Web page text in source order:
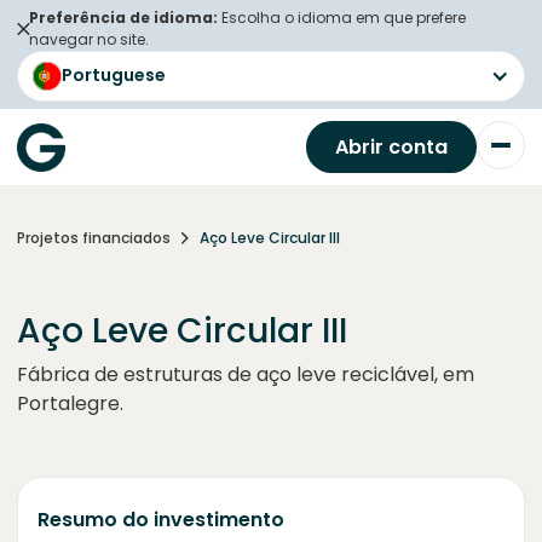
Preferência de idioma: Escolha o idioma em que prefere
navegar no site.
Portuguese
Abrir conta
Projetos financiados Aço Leve Circular III
Aço Leve Circular III
Fábrica de estruturas de aço leve reciclável, em
Portalegre.
Resumo do investimento